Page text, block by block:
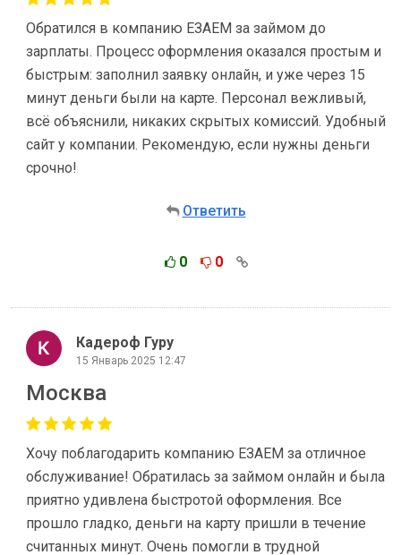
Обратился в компанию ЕЗАЕМ за займом до
зарплаты. Процесс оформления оказался простым и
быстрым: заполнил заявку онлайн, и уже через 15
минут деньги были на карте. Персонал вежливый,
всё объяснили, никаких скрытых комиссий. Удобный
сайт у компании. Рекомендую, если нужны деньги
срочно!
Ответить
0 0
Кадероф Гуру
15 Январь 2025 12:47
Москва
Хочу поблагодарить компанию ЕЗАЕМ за отличное
обслуживание! Обратилась за займом онлайн и была
приятно удивлена быстротой оформления. Все
прошло гладко, деньги на карту пришли в течение
считанных минут. Очень помогли в трудной